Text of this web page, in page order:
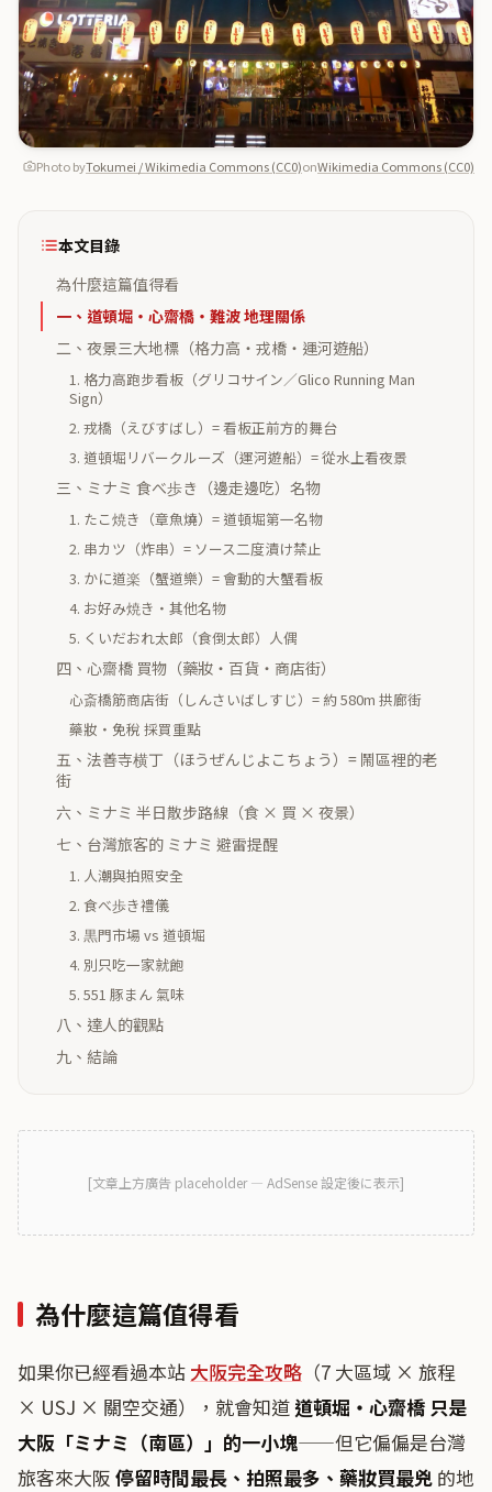
Photo byTokumei / Wikimedia Commons (CC0)onWikimedia Commons (CC0)
本文目錄
為什麼這篇值得看
一、道頓堀・心齋橋・難波 地理關係
二、夜景三大地標（格力高・戎橋・運河遊船）
1. 格力高跑步看板（グリコサイン／Glico Running Man
Sign）
2. 戎橋（えびすばし）= 看板正前方的舞台
3. 道頓堀リバークルーズ（運河遊船）= 從水上看夜景
三、ミナミ 食べ歩き（邊走邊吃）名物
1. たこ焼き（章魚燒）= 道頓堀第一名物
2. 串カツ（炸串）= ソース二度漬け禁止
3. かに道楽（蟹道樂）= 會動的大蟹看板
4. お好み焼き・其他名物
5. くいだおれ太郎（食倒太郎）人偶
四、心齋橋 買物（藥妝・百貨・商店街）
心斎橋筋商店街（しんさいばしすじ）= 約 580m 拱廊街
藥妝・免稅 採買重點
五、法善寺横丁（ほうぜんじよこちょう）= 鬧區裡的老
街
六、ミナミ 半日散步路線（食 × 買 × 夜景）
七、台灣旅客的 ミナミ 避雷提醒
1. 人潮與拍照安全
2. 食べ歩き禮儀
3. 黒門市場 vs 道頓堀
4. 別只吃一家就飽
5. 551 豚まん 氣味
八、達人的觀點
九、結論
[文章上方廣告 placeholder — AdSense 設定後に表示]
為什麼這篇值得看
如果你已經看過本站 大阪完全攻略 （7 大區域 × 旅程
× USJ × 關空交通），就會知道道頓堀・心齋橋 只是
大阪「ミナミ（南區）」的一小塊——但它偏偏是台灣
旅客來大阪 停留時間最長、拍照最多、藥妝買最兇 的地